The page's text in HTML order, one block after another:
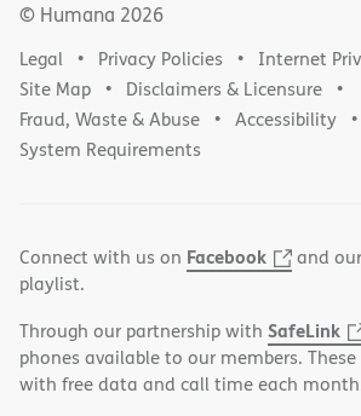
© Humana 2026
Legal Privacy Policies
Internet
Site Map
Disclaimers & Licensure
Fraud, Waste & Abuse
Accessibility
System Requirements
Connect with us on Facebook and our
playlist.
Through our partnership with SafeLink
phones available to our members.
with free data and call time each